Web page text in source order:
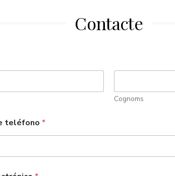
Contacte
Cognoms
teléfono*